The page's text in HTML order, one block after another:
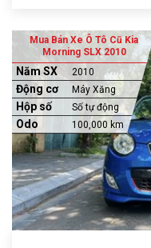
Mua Bán Xe Ô Tô Cũ Kia
Morning SLX 2010
Năm SX 2010
Động cơ Máy Xăng
Hộp số Số tự động
Odo 100,000 km